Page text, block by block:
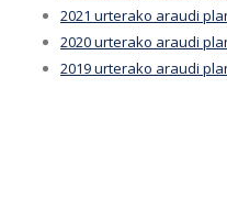
2021 urterako araudi
2020 urterako araudi
2019 urterako araudi